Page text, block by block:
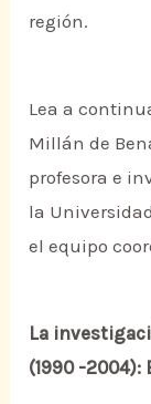
región.
Lea a
Millán de
profesora e
la
el equipo
La
(1990 -